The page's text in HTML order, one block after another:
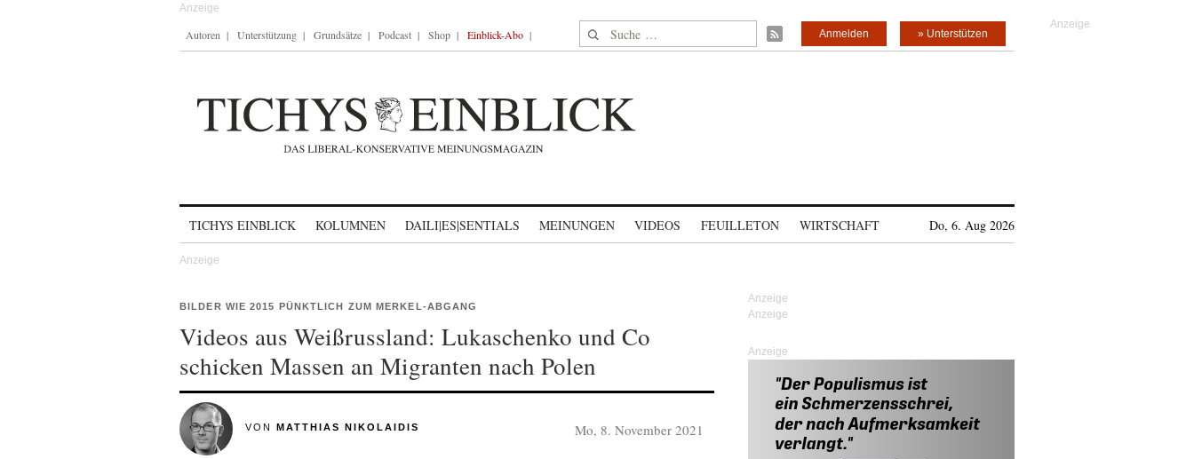
Autoren Unterstützung Grundsätze Podcast Shop Einblick-Abo Suche nach: » Unterstützen
Anmelden
TICHYS EINBLICK KOLUMNEN DAILI|ES|SENTIALS MEINUNGEN VIDEOS FEUILLETON WIRTSCHAFT Do, 6. Aug 2026
BILDER WIE 2015 PÜNKTLICH ZUM MERKEL-ABGANG
Videos aus Weißrussland: Lukaschenko und Co
schicken Massen an Migranten nach Polen
VON MATTHIAS NIKOLAIDIS Mo, 8. November 2021
Anzeige